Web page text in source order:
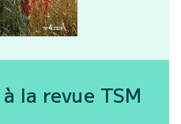
la revue TSM